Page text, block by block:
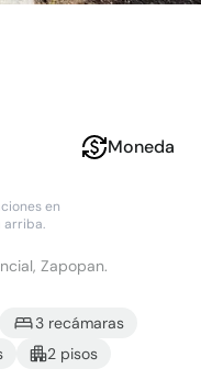
en
arriba.
Moneda
Zapopan.
3 recámaras
2 pisos